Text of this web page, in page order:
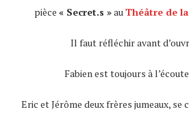
pièce « Secret.s »auThéâtre de
Il faut réfléchir avant
Fabien est toujours à
Eric et Jérôme deux frères jumeaux, se